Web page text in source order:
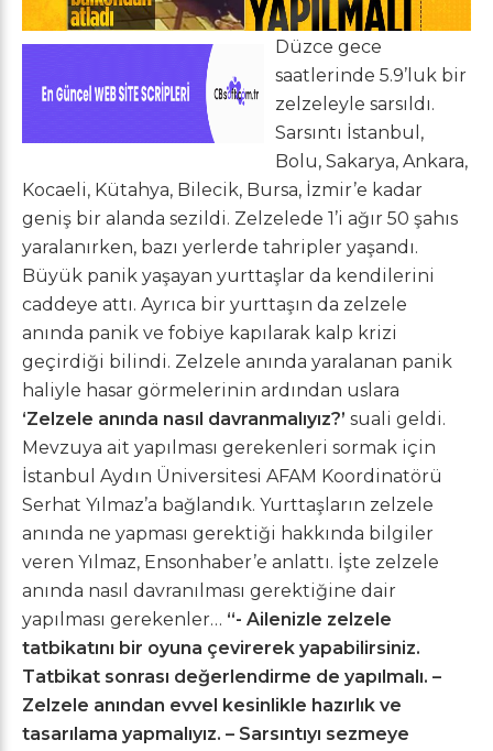
Düzce gece
saatlerinde 5.9’luk bir
zelzeleyle sarsıldı.
Sarsıntı İstanbul,
Bolu, Sakarya, Ankara,
Kocaeli, Kütahya, Bilecik, Bursa, İzmir’e kadar
geniş bir alanda sezildi. Zelzelede 1’i ağır 50 şahıs
yaralanırken, bazı yerlerde tahripler yaşandı.
Büyük panik yaşayan yurttaşlar da kendilerini
caddeye attı. Ayrıca bir yurttaşın da zelzele
anında panik ve fobiye kapılarak kalp krizi
geçirdiği bilindi. Zelzele anında yaralanan panik
haliyle hasar görmelerinin ardından uslara
‘Zelzele anında nasıl davranmalıyız?’ suali geldi.
Mevzuya ait yapılması gerekenleri sormak için
İstanbul Aydın Üniversitesi AFAM Koordinatörü
Serhat Yılmaz’a bağlandık. Yurttaşların zelzele
anında ne yapması gerektiği hakkında bilgiler
veren Yılmaz, Ensonhaber’e anlattı. İşte zelzele
anında nasıl davranılması gerektiğine dair
yapılması gerekenler… “- Ailenizle zelzele
tatbikatını bir oyuna çevirerek yapabilirsiniz.
Tatbikat sonrası değerlendirme de yapılmalı. –
Zelzele anından evvel kesinlikle hazırlık ve
tasarılama yapmalıyız. – Sarsıntıyı sezmeye